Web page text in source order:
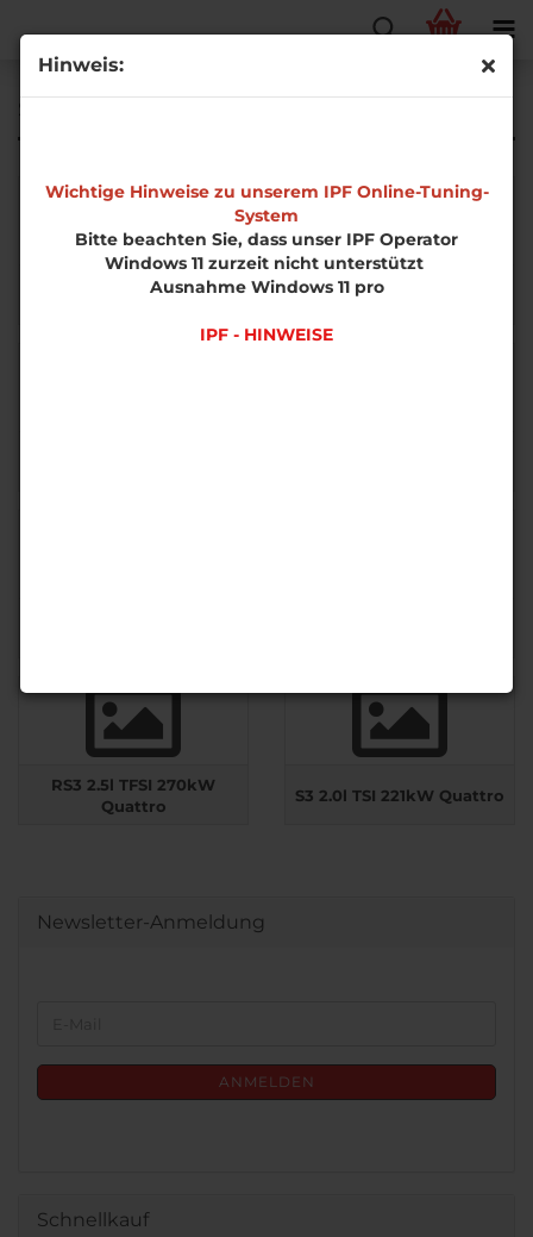
Hinweis:
Wichtige Hinweise zu unserem IPF Online-Tuning-
System
Bitte beachten Sie, dass unser IPF Operator
Windows 11 zurzeit nicht unterstützt
Ausnahme Windows 11 pro
IPF - HINWEISE
1.2l TFSI 77/81kW / 1.4l TFSI
90/92/103/110kW
1.4l TFSI 90/92/103/110kW
RS3 2.5l TFSI 270kW
Quattro
S3 2.0l TSI 221kW Quattro
Newsletter-Anmeldung
ANMELDEN
Schnellkauf